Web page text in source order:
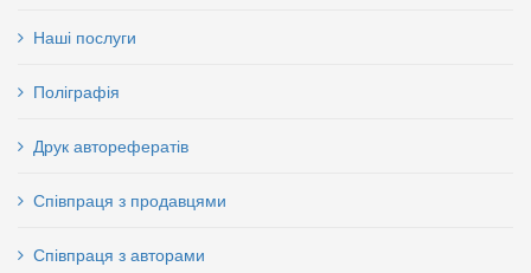
Наші послуги
Поліграфія
Друк авторефератів
Співпраця з продавцями
Співпраця з авторами